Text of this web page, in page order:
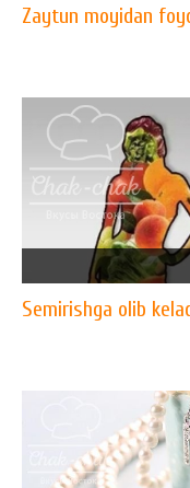
Zaytun moyidan
Semirishga olib